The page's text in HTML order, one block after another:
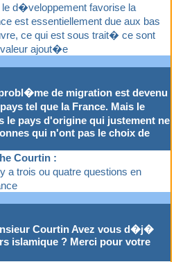
d�veloppement favorise la
est essentiellement due aux bas
ce qui est sous trait� ce sont
ajout�e
de migration est devenu
tel que la France. Mais le
le pays d'origine qui justement ne
qui n'ont pas le choix de
Courtin :
a trois ou quatre questions en
Courtin Avez vous d�j�
islamique ? Merci pour votre